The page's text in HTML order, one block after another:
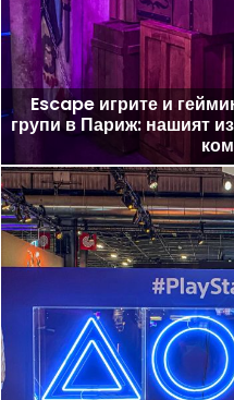
Escape игрите и
групи в Париж: нашият